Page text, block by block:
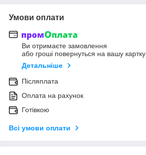
Умови оплати
Ви отримаєте замовлення
або гроші повернуться на вашу картку
Детальніше
Післяплата
Оплата на рахунок
Готівкою
Всі умови оплати